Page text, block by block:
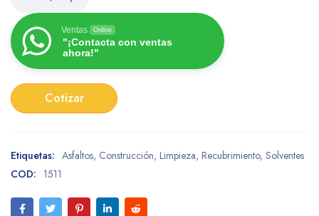
Ventas Online
"¡Contacta con ventas
ahora!"
Cotizar
Etiquetas: Asfaltos, Construcción, Limpieza, Recubrimiento, Solventes
COD: 1511